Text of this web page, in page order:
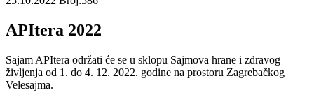
APItera 2022
Sajam APItera održati će se u sklopu Sajmova hrane i zdravog
življenja od 1. do 4. 12. 2022. godine na prostoru Zagrebačkog
Velesajma.